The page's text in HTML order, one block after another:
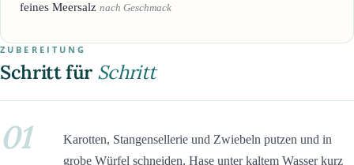
feines Meersalz nach Geschmack
ZUBEREITUNG
Schritt für Schritt
01
Karotten, Stangensellerie und Zwiebeln putzen und in
grobe Würfel schneiden. Hase unter kaltem Wasser kurz